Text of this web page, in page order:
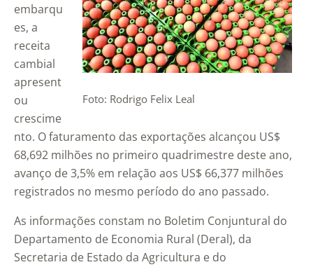
Foto: Rodrigo Felix Leal
embarqu
es, a
receita
cambial
apresent
ou
crescime
nto. O faturamento das exportações alcançou US$
68,692 milhões no primeiro quadrimestre deste ano,
avanço de 3,5% em relação aos US$ 66,377 milhões
registrados no mesmo período do ano passado.
As informações constam no Boletim Conjuntural do
Departamento de Economia Rural (Deral), da
Secretaria de Estado da Agricultura e do